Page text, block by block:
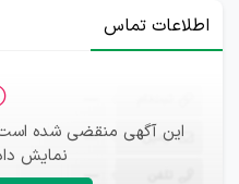
اطلاعات تماس
این آگهی منقضی شده است
نمایش
ایمیل —
—